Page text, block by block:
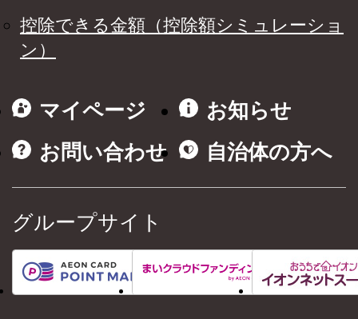
控除できる金額（控除額シミュレーショ
ン）
マイページ
お知らせ
お問い合わせ
自治体の方へ
グループサイト